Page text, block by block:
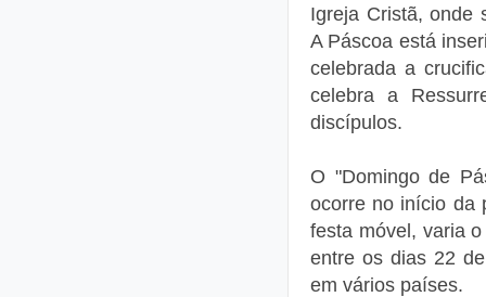
Igreja Cristã, onde
A Páscoa está
celebrada a
celebra a
discípulos.
O "Domingo de
ocorre no início da
festa móvel, varia
entre os dias 22
em vários países.